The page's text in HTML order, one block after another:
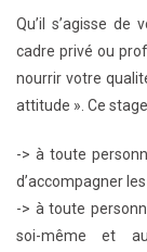
Qu’il s’agisse de
cadre privé ou
nourrir votre
attitude ». Ce
-> à toute
d’accompagner
-> à toute
soi-même et